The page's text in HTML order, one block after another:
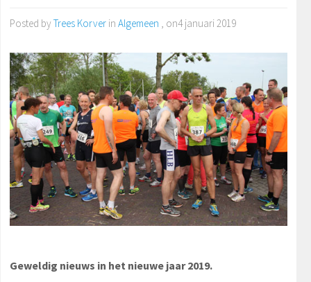
Posted by Trees Korverin Algemeen , on4 januari 2019
Geweldig nieuws in het nieuwe jaar 2019.